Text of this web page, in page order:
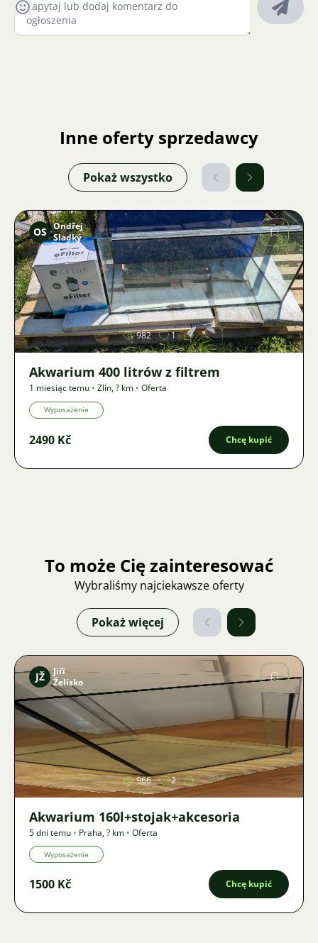
Inne oferty sprzedawcy
Pokaż wszystko
Zdjęcie
OS Ondřej
Sladký
982 1
Akwarium 400 litrów z filtrem
1 miesiąc temu • Zlín,? km • Oferta
Wyposażenie
2490 Kč Chcę kupić
To może Cię zainteresować
Wybraliśmy najciekawsze oferty
Pokaż więcej
Zdjęcie
JŽ
Jiří
Želísko
966 2
Akwarium 160l+stojak+akcesoria
5 dni temu • Praha,? km • Oferta
Wyposażenie
1500 Kč Chcę kupić